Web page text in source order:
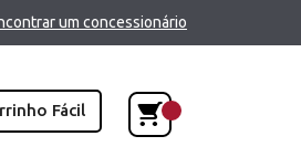
um concessionário
Fácil